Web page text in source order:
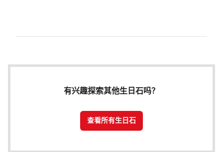
有兴趣探索其他生日石吗？
查看所有生日石